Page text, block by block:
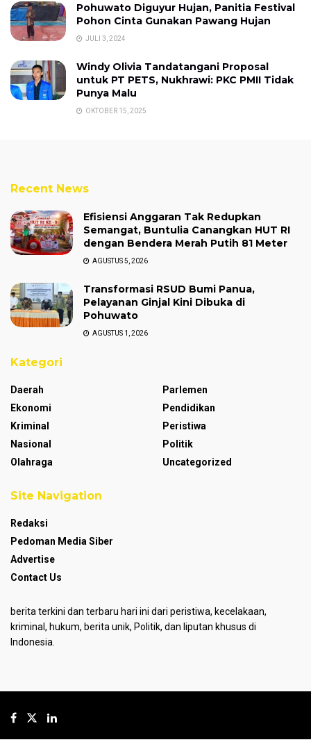
Pohuwato Diguyur Hujan, Panitia Festival
Pohon Cinta Gunakan Pawang Hujan
JULI 3, 2024
Windy Olivia Tandatangani Proposal
untuk PT PETS, Nukhrawi: PKC PMII Tidak
Punya Malu
OKTOBER 15, 2025
Recent News
Efisiensi Anggaran Tak Redupkan
Semangat, Buntulia Canangkan HUT RI
dengan Bendera Merah Putih 81 Meter
AGUSTUS 5, 2026
Transformasi RSUD Bumi Panua,
Pelayanan Ginjal Kini Dibuka di
Pohuwato
AGUSTUS 1, 2026
Kategori
Daerah
Ekonomi
Kriminal
Nasional
Olahraga
Parlemen
Pendidikan
Peristiwa
Politik
Uncategorized
Site Navigation
Redaksi
Pedoman Media Siber
Advertise
Contact Us
berita terkini dan terbaru hari ini dari peristiwa, kecelakaan,
kriminal, hukum, berita unik, Politik, dan liputan khusus di
Indonesia.